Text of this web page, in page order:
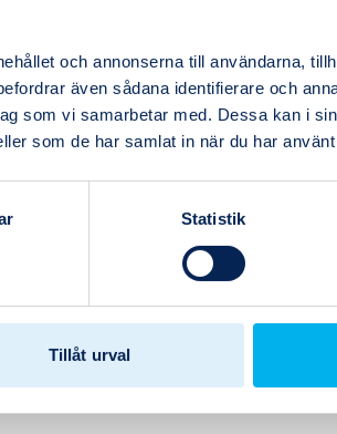
och annonserna till användarna,
även sådana identifierare och
som vi samarbetar med. Dessa kan i
som de har samlat in när du har
Statistik
Tillåt urval
och med snabba
för er räkning
som
tillgängliga.